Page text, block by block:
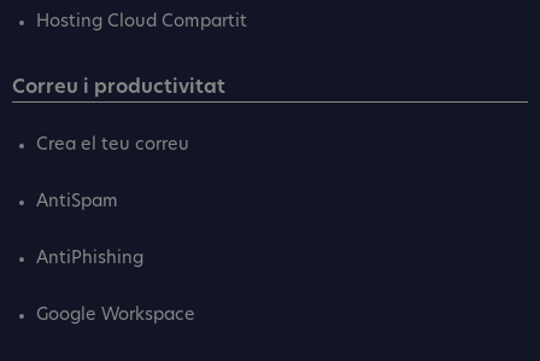
Hosting Cloud Compartit
Correu i productivitat
Crea el teu correu
AntiSpam
AntiPhishing
Google Workspace